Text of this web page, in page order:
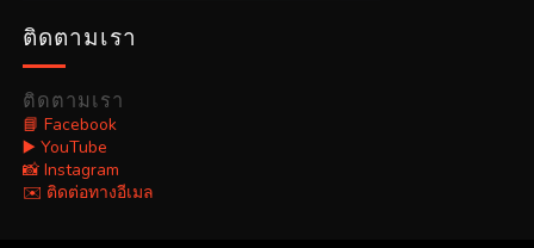
ติดตามเรา
ติดตามเรา
📘 Facebook
▶️ YouTube
📸 Instagram
✉️ ติดต่อทางอีเมล